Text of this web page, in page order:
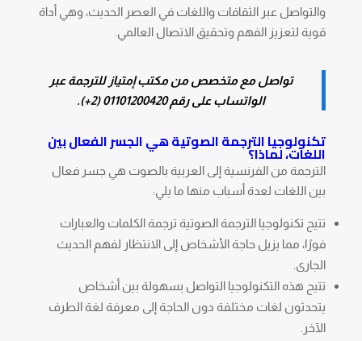
والتواصل عبر الثقافات واللغات في العصر الحديث، وهي أداة
قوية لتعزيز الفهم وتحقيق الاتصال العالمي.
تواصل مع متخصص من مكتب إمتياز للترجمة عبر
الواتساب على رقم01101200420 (2+)
.
تكنولوجيا الترجمة الصوتية هي الجسر الفعال بين
اللغات، لماذا؟
الترجمة من الفرنسية إلى العربية بالصوت هي جسر فعال
بين اللغات لعدة أسباب منها ما يلي:
تتيح تكنولوجيا الترجمة الصوتية ترجمة الكلمات والعبارات
فورًا، مما يزيل حاجة الأشخاص إلى الانتظار لفهم الحديث
الجارى.
تتيح هذه التكنولوجيا التواصل بسهولة بين أشخاص
يتحدثون لغات مختلفة دون الحاجة إلى معرفة لغة الطرف
الآخر.